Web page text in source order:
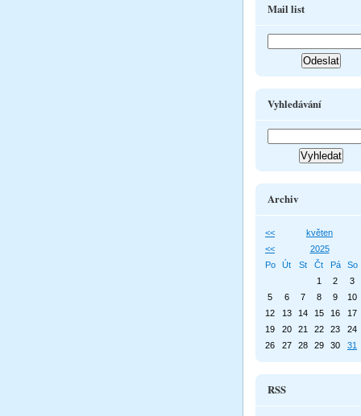
Mail list
Vyhledávání
Archiv
<<
květen
<<
2025
Po
Út St Čt Pá
So
1
2
3
5
6 7 8 9
10
12
13 14 15 16
17
19
20 21 22 23
24
26
27 28 29 30 31
RSS